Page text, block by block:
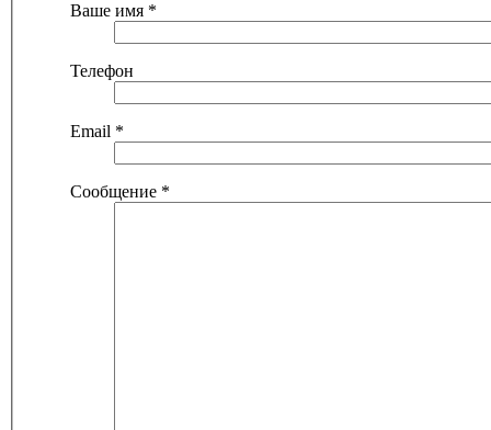
Ваше имя *
Телефон
Email *
Сообщение *